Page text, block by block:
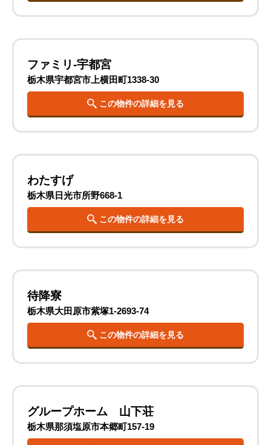
ファミリ-宇都宮
栃木県宇都宮市上横田町1338-30
この物件の詳細を見る
わたすげ
栃木県日光市所野668-1
この物件の詳細を見る
待降寮
栃木県大田原市紫塚1-2693-74
この物件の詳細を見る
グループホーム 山下荘
栃木県那須塩原市本郷町157-19